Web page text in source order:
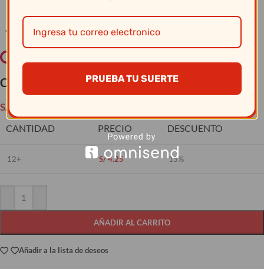
Cristar – Vaso Cervec. Pilsner Rostock 0122Al
S/ 5.00
CANTIDAD PRECIO DESCUENTO
12+ S/4.25 15%
AÑADIR AL CARRITO
Añadir a la lista de deseos
PRUEBA TU SUERTE